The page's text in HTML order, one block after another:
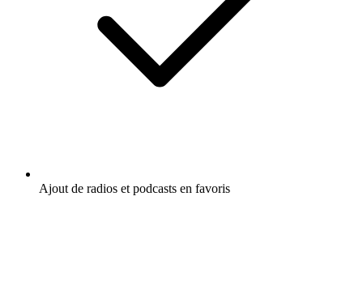
Ajout de radios et podcasts en favoris